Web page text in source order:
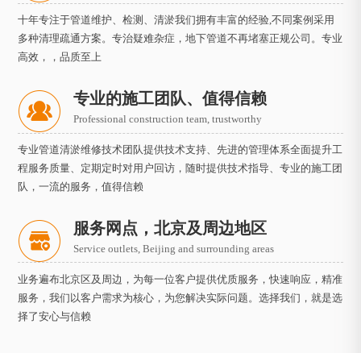
十年专注于管道维护、检测、清淤我们拥有丰富的经验,不同案例采用
多种清理疏通方案。专治疑难杂症，地下管道不再堵塞正规公司。专业
高效，，品质至上
专业的施工团队、值得信赖
Professional construction team, trustworthy
专业管道清淤维修技术团队提供技术支持、先进的管理体系全面提升工
程服务质量、定期定时对用户回访，随时提供技术指导、专业的施工团
队，一流的服务，值得信赖
服务网点，北京及周边地区
Service outlets, Beijing and surrounding areas
业务遍布北京区及周边，为每一位客户提供优质服务，快速响应，精准
服务，我们以客户需求为核心，为您解决实际问题。选择我们，就是选
择了安心与信赖